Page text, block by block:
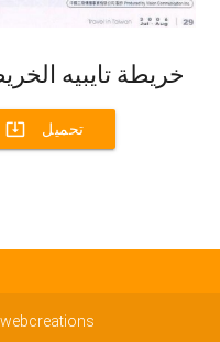
خريطة تايبيه
system_update_alt تحميل